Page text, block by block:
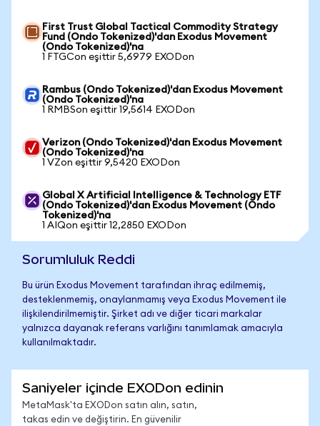
First Trust Global Tactical Commodity Strategy
Fund (Ondo Tokenized)'dan Exodus Movement
(Ondo Tokenized)'na
1 FTGCon eşittir 5,6979 EXODon
Rambus (Ondo Tokenized)'dan Exodus Movement
(Ondo Tokenized)'na
1 RMBSon eşittir 19,5614 EXODon
Verizon (Ondo Tokenized)'dan Exodus Movement
(Ondo Tokenized)'na
1 VZon eşittir 9,5420 EXODon
Global X Artificial Intelligence & Technology ETF
(Ondo Tokenized)'dan Exodus Movement (Ondo
Tokenized)'na
1 AIQon eşittir 12,2850 EXODon
Sorumluluk Reddi
Bu ürün Exodus Movement tarafından ihraç edilmemiş,
desteklenmemiş, onaylanmamış veya Exodus Movement ile
ilişkilendirilmemiştir. Şirket adı ve diğer ticari markalar
yalnızca dayanak referans varlığını tanımlamak amacıyla
kullanılmaktadır.
Saniyeler içinde EXODon edinin
MetaMask'ta EXODon satın alın, satın,
takas edin ve değiştirin. En güvenilir